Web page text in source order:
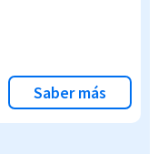
Saber más